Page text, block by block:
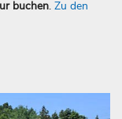
buchen. Zu den